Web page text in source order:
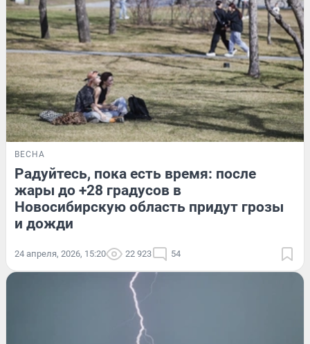
ВЕСНА
Радуйтесь, пока есть время: после
жары до +28 градусов в
Новосибирскую область придут грозы
и дожди
24 апреля, 2026, 15:20 22 923 54